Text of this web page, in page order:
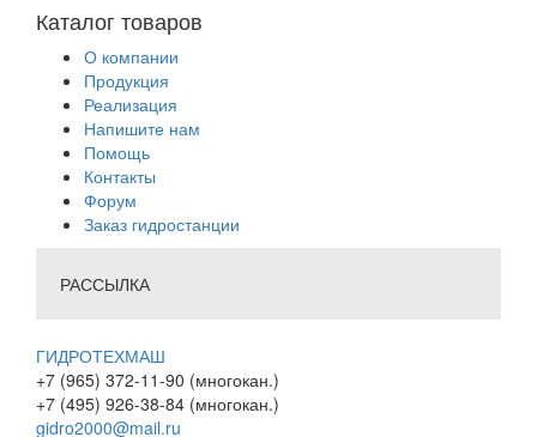
Каталог товаров
О компании
Продукция
Реализация
Напишите нам
Помощь
Контакты
Форум
Заказ гидростанции
РАССЫЛКА
ГИДРОТЕХМАШ
+7 (965) 372-11-90 (многокан.)
+7 (495) 926-38-84 (многокан.)
gidro2000@mail.ru